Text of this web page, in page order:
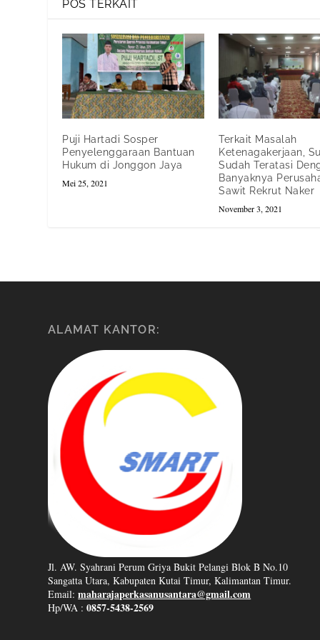
POS TERKAIT
Puji Hartadi Sosper
Penyelenggaraan Bantuan
Hukum di Jonggon Jaya
Mei 25, 2021
Terkait Masalah
Ketenagakerjaan,
Sudah Teratasi
Banyaknya
Sawit Rekrut Naker
November 3, 2021
ALAMAT KANTOR:
Jl. AW. Syahrani Perum Griya Bukit Pelangi Blok B No.10
Sangatta Utara, Kabupaten Kutai Timur, Kalimantan Timur.
Email:maharajaperkasanusantara@gmail.com
Hp/WA :0857-5438-2569